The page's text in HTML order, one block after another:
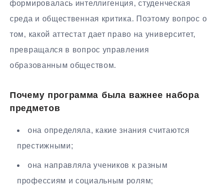
формировалась интеллигенция, студенческая
среда и общественная критика. Поэтому вопрос о
том, какой аттестат дает право на университет,
превращался в вопрос управления
образованным обществом.
Почему программа была важнее набора
предметов
она определяла, какие знания считаются
престижными;
она направляла учеников к разным
профессиям и социальным ролям;